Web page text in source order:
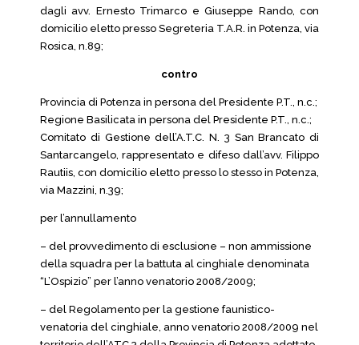
dagli avv. Ernesto Trimarco e Giuseppe Rando, con
domicilio eletto presso Segreteria T.A.R. in Potenza, via
Rosica, n.89;
contro
Provincia di Potenza in persona del Presidente P.T., n.c.;
Regione Basilicata in persona del Presidente P.T., n.c.;
Comitato di Gestione dell’A.T.C. N. 3 San Brancato di
Santarcangelo, rappresentato e difeso dall’avv. Filippo
Rautiis, con domicilio eletto presso lo stesso in Potenza,
via Mazzini, n.39;
per l’annullamento
– del provvedimento di esclusione – non ammissione
della squadra per la battuta al cinghiale denominata
“L’Ospizio” per l’anno venatorio 2008/2009;
– del Regolamento per la gestione faunistico-
venatoria del cinghiale, anno venatorio 2008/2009 nel